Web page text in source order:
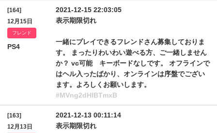
[164]
12月15日
フレンド
PS4
2021-12-15 22:03:05
表示期限切れ
一緒にプレイできるフレンドさん募集しておりま
す。 まったりわいわい遊べる方、ご一緒しません
か？ vc可能 キーボードなしです。 オフラインで
はヘル入ったばかり、オンラインは序盤でござい
ます。よろしくお願いします。
#MVng2dHlBTmxB
[163]
12月13日
2021-12-13 00:11:14
表示期限切れ